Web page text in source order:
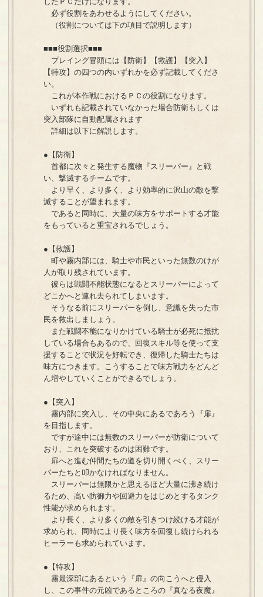
必ず役割をあわせるようにしてください。
（役割については下の項目で説明します）
■■■役割選択■■■
プレイング冒頭には【防衛】【救護】【突入】
【特攻】の四つの内いずれかを必ず記載してくださ
い。
これが本作戦におけるＰＣの役割になります。
いずれも記載されていなかった場合防衛もしくは
突入部隊に自動配属されます
詳細は以下に解説します。
●【防衛】
首都に次々と発生する魔物『スリーパー』と戦
い、撃滅するチームです。
より早く、より多く、より効率的に沢山の敵を撃
滅することが望まれます。
であると同時に、大量の味方をサポートする才能
をもっていると重宝されるでしょう。
●【救護】
町や霧内部には、騎士や市民といった無数のけが
人が取り残されています。
彼らは戦闘不能状態になるとスリーパーによって
どこかへと連れ去られてしまいます。
そうなる前にスリーパーを倒し、意識を失った市
民を救出しましょう。
また戦闘不能になりかけている騎士が必死に抵抗
している場合もあるので、回復スキル等を使って支
援することで状況を好転でき、復帰した騎士たちは
味方につきます。こうすることで味方戦力をどんど
ん増やしていくことができるでしょう。
●【突入】
霧内部に突入し、その中央にあるであろう『扉』
を目指します。
ですが途中には無数のスリーパーが防衛について
おり、これを突破するのは困難です。
扉へと進む仲間たちの道を切り開くべく、スリー
パーたちと叩かなければなりません。
スリーパーは無限かと思えるほど大量に沸き続け
るため、高い防御力や回避力をはじめとするタンク
性能が求められます。
より長く、より多くの敵を引きつけ続ける才能が
求められ、同時により長く味方を回復し続けられる
ヒーラーも求められています。
●【特攻】
霧最深部にあるという『扉』の向こうへと侵入
し、この事件の元凶であるところの『真なる夜魔』